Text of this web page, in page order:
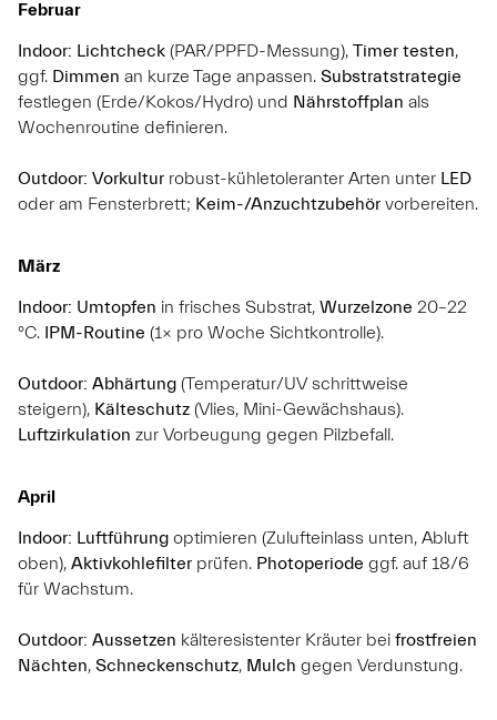
Februar
Indoor: Lichtcheck (PAR/PPFD-Messung), Timer testen,
ggf. Dimmen an kurze Tage anpassen. Substratstrategie
festlegen (Erde/Kokos/Hydro) und Nährstoffplan als
Wochenroutine definieren.
Outdoor: Vorkultur robust-kühletoleranter Arten unter LED
oder am Fensterbrett; Keim-/Anzuchtzubehör vorbereiten.
März
Indoor: Umtopfen in frisches Substrat, Wurzelzone 20–22
°C. IPM-Routine (1× pro Woche Sichtkontrolle).
Outdoor: Abhärtung (Temperatur/UV schrittweise
steigern), Kälteschutz (Vlies, Mini-Gewächshaus).
Luftzirkulation zur Vorbeugung gegen Pilzbefall.
April
Indoor: Luftführung optimieren (Zulufteinlass unten, Abluft
oben), Aktivkohlefilter prüfen. Photoperiode ggf. auf 18/6
für Wachstum.
Outdoor: Aussetzen kälteresistenter Kräuter bei frostfreien
Nächten, Schneckenschutz, Mulch gegen Verdunstung.